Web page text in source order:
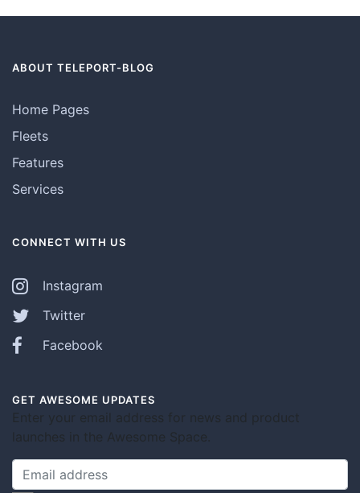
ABOUT TELEPORT-BLOG
Home Pages
Fleets
Features
Services
CONNECT WITH US
Instagram
Twitter
Facebook
GET AWESOME UPDATES
Enter your email address for news and product
launches in the Awesome Space.